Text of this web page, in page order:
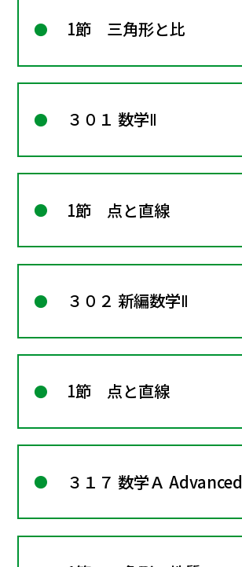
1節 三角形と比
３０１ 数学Ⅱ
1節 点と直線
３０２ 新編数学Ⅱ
1節 点と直線
３１７ 数学Ａ Advanced